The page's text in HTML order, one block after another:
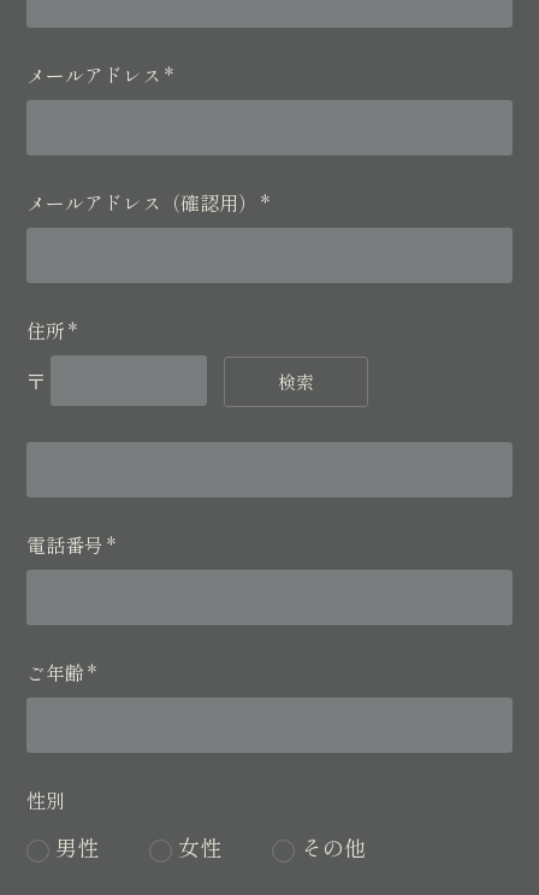
メールアドレス *
メールアドレス（確認用） *
住所*
〒
検索
電話番号*
ご年齢*
性別
男性 女性 その他